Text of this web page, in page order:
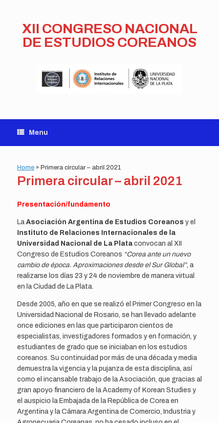
XII CONGRESO NACIONAL
DE ESTUDIOS COREANOS
Menu
Home » Primera circular – abril 2021
Primera circular – abril 2021
Presentación/fundamento
La Asociación Argentina de Estudios Coreanos y el
Instituto de Relaciones Internacionales de la
Universidad Nacional de La Plata convocan al XII
Congreso de Estudios Coreanos “Corea ante un nuevo
cambio de época. Aproximaciones desde el Sur Global”, a
realizarse los días 23 y 24 de noviembre de manera virtual
en la Ciudad de La Plata.
Desde 2005, año en que se realizó el Primer Congreso en la
Universidad Nacional de Rosario, se han llevado adelante
once ediciones en las que participaron cientos de
especialistas, investigadores formados y en formación, y
estudiantes de grado que se iniciaban en los estudios
coreanos. Su continuidad por más de una década y media
demuestra la vigencia y la pujanza de esta disciplina, así
como el incansable trabajo de la Asociación, que gracias al
gran apoyo financiero de la Academy of Korean Studies y
el auspicio la Embajada de la República de Corea en
Argentina y la Cámara Argentina de Comercio, Industria y